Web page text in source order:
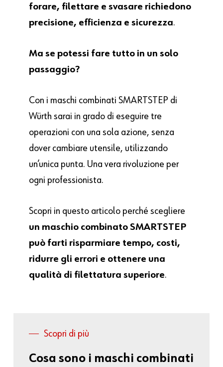
forare, filettare e svasare richiedono
precisione, efficienza e sicurezza.
Ma se potessi fare tutto in un solo
passaggio?
Con i maschi combinati SMARTSTEP di
Würth sarai in grado di eseguire tre
operazioni con una sola azione, senza
dover cambiare utensile, utilizzando
un’unica punta. Una vera rivoluzione per
ogni professionista.
Scopri in questo articolo perché scegliere
un maschio combinato SMARTSTEP
può farti risparmiare tempo, costi,
ridurre gli errori e ottenere una
qualità di filettatura superiore.
Scopri di più
Cosa sono i maschi combinati